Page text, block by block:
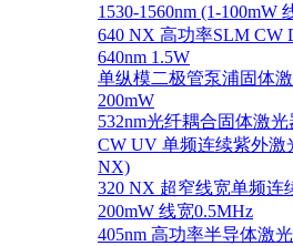
1530-1560nm (1-100mW
640 NX 高功率SLM CW
640nm 1.5W
单纵模二极管泵浦固体
200mW
532nm光纤耦合固体激光
CW UV 单频连续紫外激
NX)
320 NX 超窄线宽单频连
200mW 线宽0.5MHz
405nm 高功率半导体激